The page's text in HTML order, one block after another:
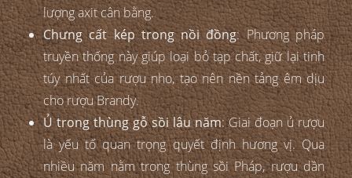
lượng axit cân bằng.
Chưng cất kép trong nồi đồng: Phương pháp
truyền thống này giúp loại bỏ tạp chất, giữ lại tinh
túy nhất của rượu nho, tạo nên nền tảng êm dịu
cho rượu Brandy.
Ủ trong thùng gỗ sồi lâu năm: Giai đoạn ủ rượu
là yếu tố quan trọng quyết định hương vị. Qua
nhiều năm nằm trong thùng sồi Pháp, rượu dần